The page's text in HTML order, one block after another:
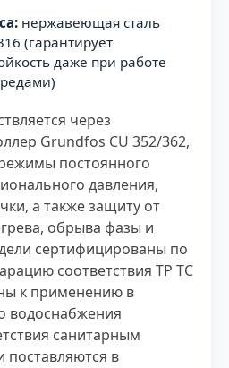
нержавеющая сталь
(гарантирует
даже при работе
через
Grundfos CU 352/362,
постоянного
давления,
а также защиту от
обрыва фазы и
сертифицированы по
соответствия ТР ТС
к применению в
водоснабжения
санитарным
поставляются в